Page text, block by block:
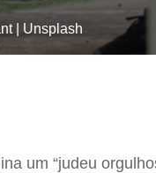
| Unsplash
um “judeu